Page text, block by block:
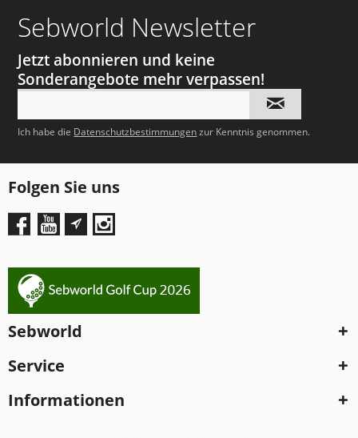
Sebworld Newsletter
Jetzt abonnieren und keine
Sonderangebote mehr verpassen!
Ich habe die Datenschutzbestimmungenzur Kenntnis genommen.
Folgen Sie uns
Sebworld
Service
Informationen